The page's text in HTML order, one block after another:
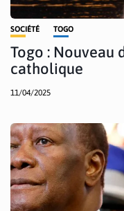
SOCIÉTÉ TOGO
Togo : Nouveau
catholique
11/04/2025